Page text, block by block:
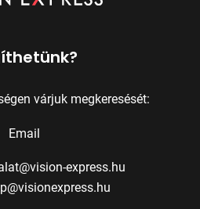
várjuk megkeresését:
Email
express.hu